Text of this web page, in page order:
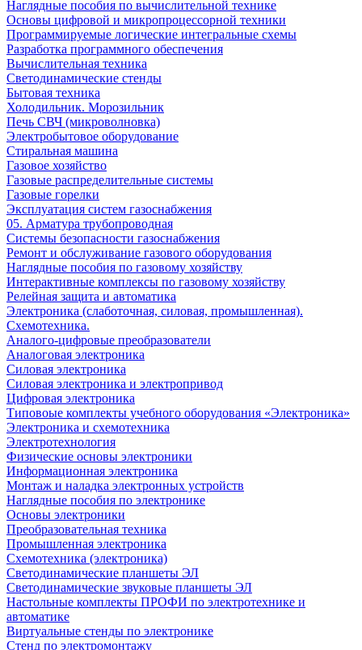
Наглядные пособия по вычислительной технике
Основы цифровой и микропроцессорной техники
Программируемые логические интегральные схемы
Разработка программного обеспечения
Вычислительная техника
Светодинамические стенды
Бытовая техника
Холодильник. Морозильник
Печь СВЧ (микроволновка)
Электробытовое оборудование
Стиральная машина
Газовое хозяйство
Газовые распределительные системы
Газовые горелки
Эксплуатация систем газоснабжения
05. Арматура трубопроводная
Системы безопасности газоснабжения
Ремонт и обслуживание газового оборудования
Наглядные пособия по газовому хозяйству
Интерактивные комплексы по газовому хозяйству
Релейная защита и автоматика
Электроника (слаботочная, силовая, промышленная).
Схемотехника.
Аналого-цифровые преобразователи
Аналоговая электроника
Cиловая электроника
Cиловая электроника и электропривод
Цифровая электроника
Типовоые комплекты учебного оборудования «Электроника»
Электроника и схемотехника
Электротехнология
Физические основы электроники
Информационная электроника
Монтаж и наладка электронных устройств
Наглядные пособия по электронике
Основы электроники
Преобразовательная техника
Промышленная электроника
Схемотехника (электроника)
Светодинамические планшеты ЭЛ
Светодинамические звуковые планшеты ЭЛ
Настольные комплекты ПРОФИ по электротехнике и
автоматике
Виртуальные стенды по электронике
Стенд по электромонтажу